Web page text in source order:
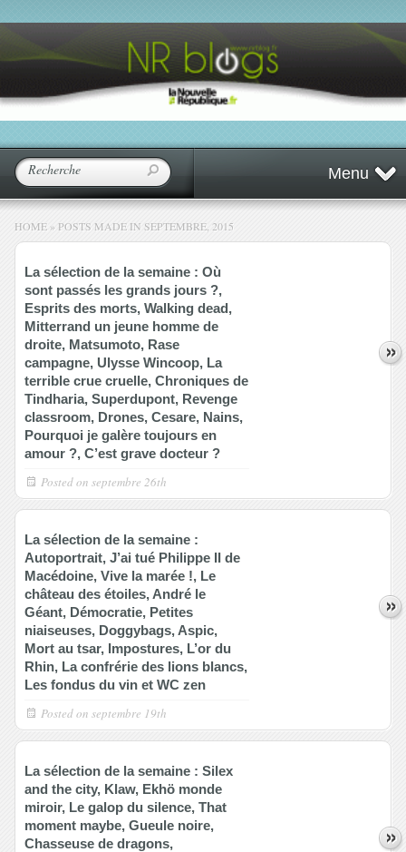
Menu
HOME » POSTS MADE IN SEPTEMBRE, 2015
La sélection de la semaine : Où
sont passés les grands jours ?,
Esprits des morts, Walking dead,
Mitterrand un jeune homme de
droite, Matsumoto, Rase
campagne, Ulysse Wincoop, La
terrible crue cruelle, Chroniques de
Tindharia, Superdupont, Revenge
classroom, Drones, Cesare, Nains,
Pourquoi je galère toujours en
amour ?, C’est grave docteur ?
Posted on septembre 26th
La sélection de la semaine :
Autoportrait, J’ai tué Philippe II de
Macédoine, Vive la marée !, Le
château des étoiles, André le
Géant, Démocratie, Petites
niaiseuses, Doggybags, Aspic,
Mort au tsar, Impostures, L’or du
Rhin, La confrérie des lions blancs,
Les fondus du vin et WC zen
Posted on septembre 19th
La sélection de la semaine : Silex
and the city, Klaw, Ekhö monde
miroir, Le galop du silence, That
moment maybe, Gueule noire,
Chasseuse de dragons,